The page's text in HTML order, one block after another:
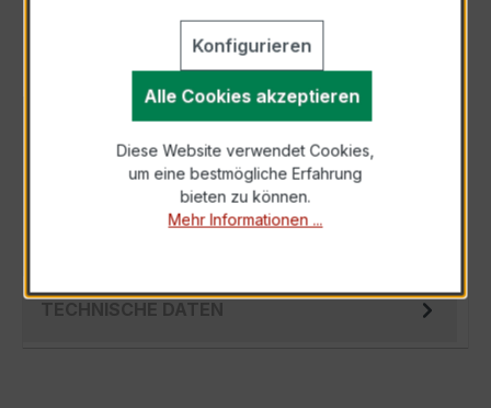
Der EASKD 31.8 3x600/1A 15VA Kl.0,2 ist ein
kompakter, hochpräziser
Verrechnungsstromwandler der bewährten
TECHNISCHE DATEN
Konfigurieren
Alle Cookies akzeptieren
Diese Website verwendet Cookies,
um eine bestmögliche Erfahrung
bieten zu können.
Mehr Informationen ...